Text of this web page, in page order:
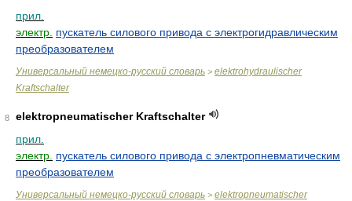
прил.
электр. пускатель силового привода с электрогидравлическим
преобразователем
Универсальный немецко-русский словарь > elektrohydraulischer
Kraftschalter
8
elektropneumatischer Kraftschalter
прил.
электр. пускатель силового привода с электропневматическим
преобразователем
Универсальный немецко-русский словарь > elektropneumatischer